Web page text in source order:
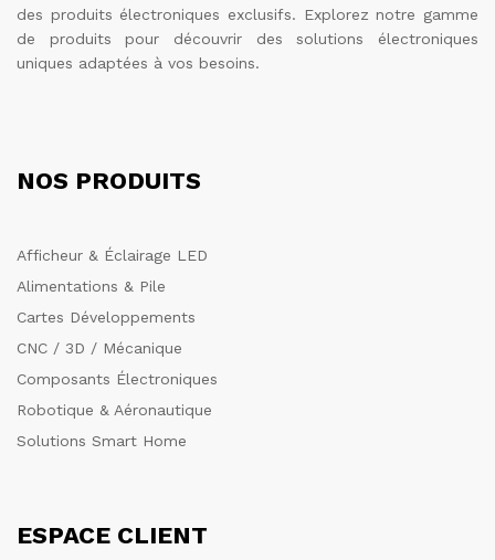
des produits électroniques exclusifs. Explorez notre gamme
de produits pour découvrir des solutions électroniques
uniques adaptées à vos besoins.
NOS PRODUITS
Afficheur & Éclairage LED
Alimentations & Pile
Cartes Développements
CNC / 3D / Mécanique
Composants Électroniques
Robotique & Aéronautique
Solutions Smart Home
ESPACE CLIENT